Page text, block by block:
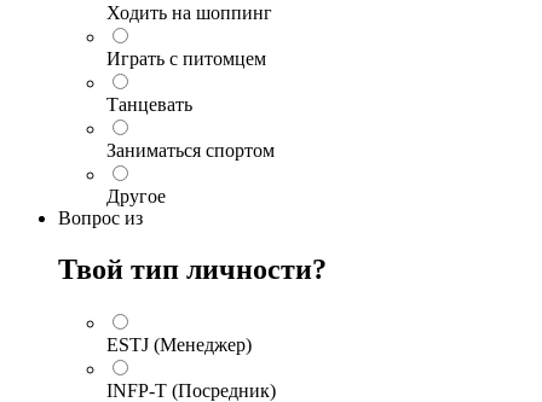
Ходить на шоппинг
Играть с питомцем
Танцевать
Заниматься спортом
Другое
Вопрос из
Твой тип личности?
ESTJ (Менеджер)
INFP-T (Посредник)